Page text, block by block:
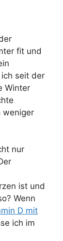
fit und
seit der
Winter
weniger
nur
ist und
Wenn
D mit
ich im